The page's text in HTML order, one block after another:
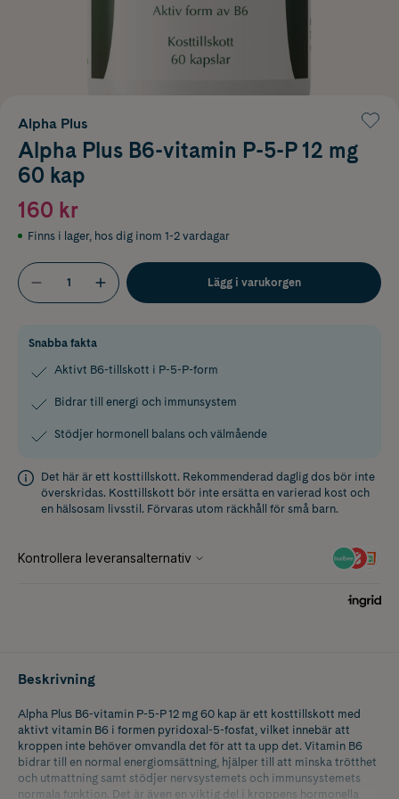
Alpha Plus
Alpha Plus B6-vitamin P-5-P 12 mg
60 kap
160 kr
Finns i lager, hos dig inom 1-2 vardagar
Lägg i varukorgen
Snabba fakta
Aktivt B6-tillskott i P-5-P-form
Bidrar till energi och immunsystem
Stödjer hormonell balans och välmående
Det här är ett kosttillskott. Rekommenderad daglig dos bör inte
överskridas. Kosttillskott bör inte ersätta en varierad kost och
en hälsosam livsstil. Förvaras utom räckhåll för små barn.
Beskrivning
Alpha Plus B6-vitamin P-5-P 12 mg 60 kap är ett kosttillskott med
aktivt vitamin B6 i formen pyridoxal-5-fosfat, vilket innebär att
kroppen inte behöver omvandla det för att ta upp det. Vitamin B6
bidrar till en normal energiomsättning, hjälper till att minska trötthet
och utmattning samt stödjer nervsystemets och immunsystemets
normala funktion. Det är även en viktig del i kroppens hormonella